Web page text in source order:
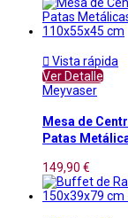
 Vista rápida
Ver Detalle
Meyvaser
Mesa de
Patas
149,90 €